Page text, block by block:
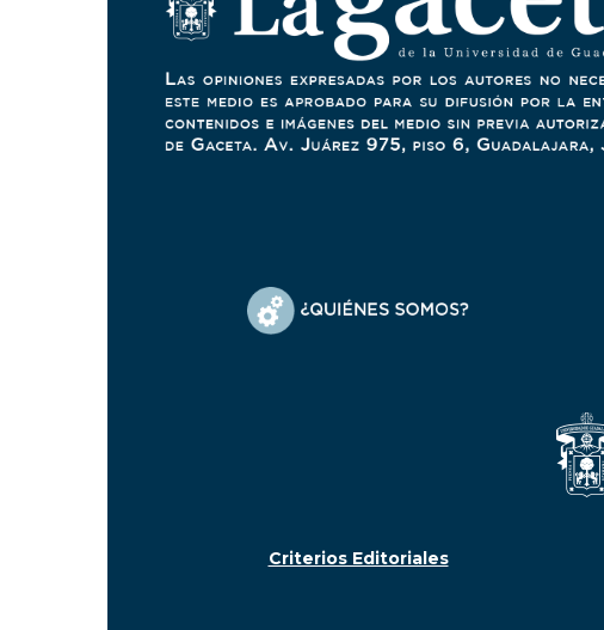
Criterios Editoriales